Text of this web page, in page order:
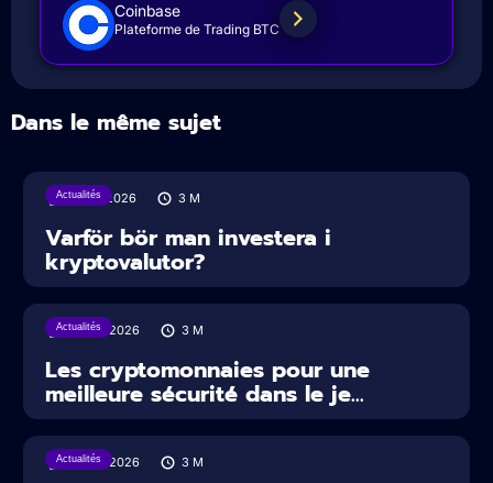
Coinbase
Plateforme de Trading BTC
Dans le même sujet
Actualités
31/07/2026 3 M
Varför bör man investera i
kryptovalutor?
Actualités
30/07/2026 3 M
Les cryptomonnaies pour une
meilleure sécurité dans le je...
Actualités
29/07/2026 3 M